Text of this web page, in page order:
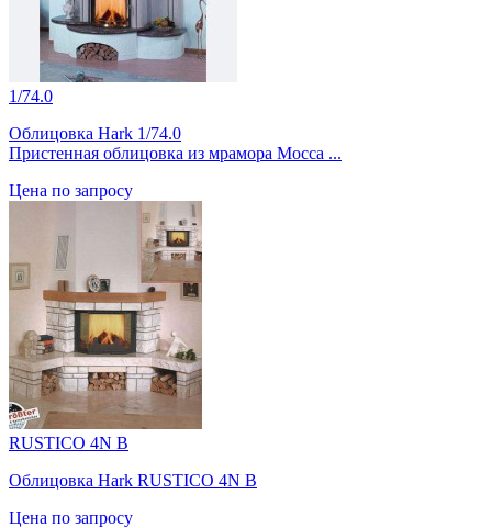
1/74.0
Облицовка Hark 1/74.0
Пристенная облицовка из мрамора Mocca ...
Цена по запросу
RUSTICO 4N B
Облицовка Hark RUSTICO 4N B
Цена по запросу